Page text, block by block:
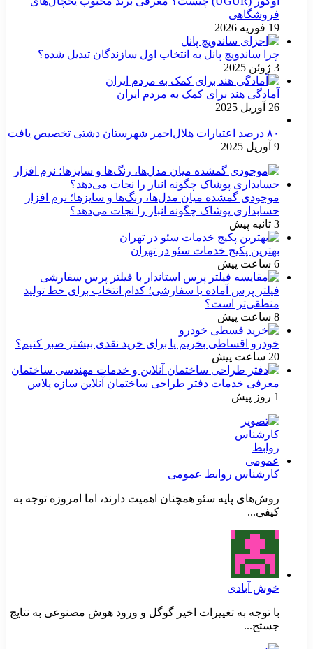
فروشگاهی
19 فوریه 2026
چرا ساندویچ پانل به انتخاب اول سازندگان تبدیل شده؟
3 ژوئن 2025
آمادگی هند برای کمک به مردم ایران
26 آوریل 2025
۸۰ درصد اعتبارات هلال‌احمر شهرستان دشتی تخصیص یافت
9 آوریل 2025
موجودی گمشده میان مدل‌ها، رنگ‌ها و سایزها؛ نرم افزار
حسابداری پوشاک چگونه انبار را نجات می‌دهد؟
3 ثانیه پیش
بهترین پکیج خدمات سئو در تهران
6 ساعت پیش
فیلتر پرس آماده یا سفارشی؛ کدام انتخاب برای خط تولید
منطقی‌تر است؟
8 ساعت پیش
خودرو اقساطی بخریم یا برای خرید نقدی بیشتر صبر کنیم؟
20 ساعت پیش
معرفی خدمات دفتر طراحی ساختمان آنلاین سازه پلاس
1 روز پیش
کارشناس روابط عمومی
روش‌های پایه سئو همچنان اهمیت دارند، اما امروزه توجه به
کیفی...
خوش آبادی
با توجه به تغییرات اخیر گوگل و ورود هوش مصنوعی به نتایج
جستج...